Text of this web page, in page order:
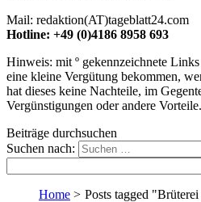
Mail: redaktion(AT)tageblatt24.com
Hotline: +49 (0)4186 8958 693
Hinweis: mit º gekennzeichnete
eine kleine Vergütung bekommen,
hat dieses keine Nachteile, im
Vergünstigungen oder andere Vorteile.
Beiträge durchsuchen
Suchen nach:
Home > Posts tagged